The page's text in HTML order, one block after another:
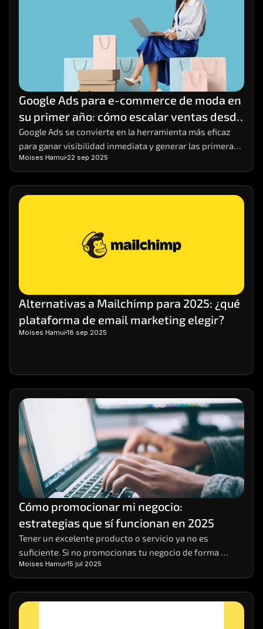
Google Ads para e-commerce de moda en
su primer año: cómo escalar ventas desde
cero
Google Ads se convierte en la herramienta más eficaz
para ganar visibilidad inmediata y generar las primeras
ventas.
Moises Hamui 22 sep 2025
Alternativas a Mailchimp para 2025: ¿qué
plataforma de email marketing elegir?
Moises Hamui 18 sep 2025
Cómo promocionar mi negocio:
estrategias que sí funcionan en 2025
Tener un excelente producto o servicio ya no es
suficiente. Si no promocionas tu negocio de forma
efectiva, es muy probable que pases desapercibido.
Hoy, competir en entornos digitales requiere una
estrategia sólida, basada en datos, visibilidad
Moises Hamui 15 jul 2025